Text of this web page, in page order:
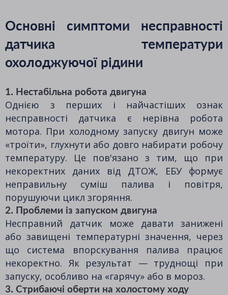
Основні симптоми несправності
датчика температури
охолоджуючої рідини
1. Нестабільна робота двигуна
Однією з перших і найчастіших ознак
несправності датчика є нерівна робота
мотора. При холодному запуску двигун може
«троїти», глухнути або довго набирати робочу
температуру. Це пов'язано з тим, що при
некоректних даних від ДТОЖ, ЕБУ формує
неправильну суміш палива і повітря,
порушуючи цикл згоряння.
2. Проблеми із запуском двигуна
Несправний датчик може давати занижені
або завищені температурні значення, через
що система впорскування палива працює
некоректно. Як результат — труднощі при
запуску, особливо на «гарячу» або в мороз.
3. Стрибаючі оберти на холостому ходу